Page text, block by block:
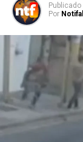
Publicado
Por